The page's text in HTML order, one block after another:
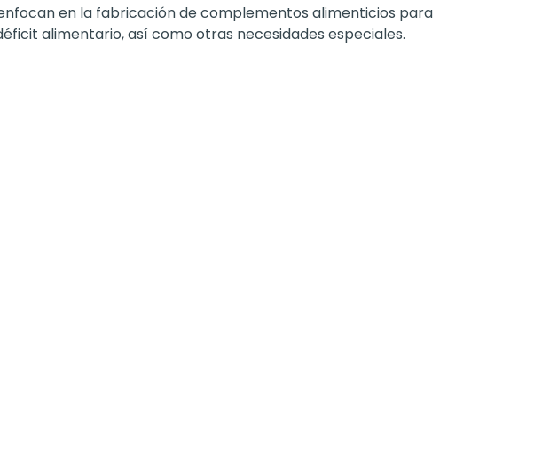
en la fabricación de complementos alimenticios para
alimentario, así como otras necesidades especiales.